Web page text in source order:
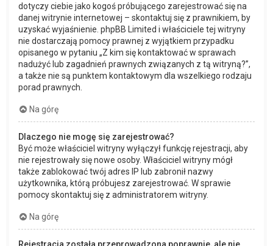
dotyczy ciebie jako kogoś próbującego zarejestrować się na
danej witrynie internetowej – skontaktuj się z prawnikiem, by
uzyskać wyjaśnienie. phpBB Limited i właściciele tej witryny
nie dostarczają pomocy prawnej z wyjątkiem przypadku
opisanego w pytaniu „Z kim się kontaktować w sprawach
nadużyć lub zagadnień prawnych związanych z tą witryną?”,
a także nie są punktem kontaktowym dla wszelkiego rodzaju
porad prawnych.
Na górę
Dlaczego nie mogę się zarejestrować?
Być może właściciel witryny wyłączył funkcję rejestracji, aby
nie rejestrowały się nowe osoby. Właściciel witryny mógł
także zablokować twój adres IP lub zabronił nazwy
użytkownika, którą próbujesz zarejestrować. W sprawie
pomocy skontaktuj się z administratorem witryny.
Na górę